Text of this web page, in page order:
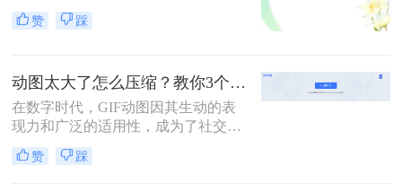
且需要动画效果的图像。然而，过大
的GIF文件会占用更多的存储空间，
缩呢？本文将介绍三种GIF动图压缩
的方法。
赞 踩
动图太大了怎么压缩？教你3个压缩方法！
在数字时代，GIF动图因其生动的表
现力和广泛的适用性，成为了社交媒
体、网页设计、即时通讯等多个领域
的宠儿。然而，随着图像质量的提升
赞 踩